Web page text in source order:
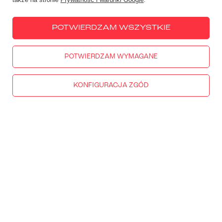
POTWIERDZAM WYMAGANE
KONFIGURACJA ZGÓD
POTWIERDZAM WSZYSTKIE